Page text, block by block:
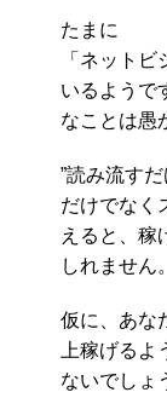
たまに
「ネット
いるようで
なことは愚
”読み流す
だけでなく
えると、稼
しれません。
仮に、あな
上稼げる
ないでしょ